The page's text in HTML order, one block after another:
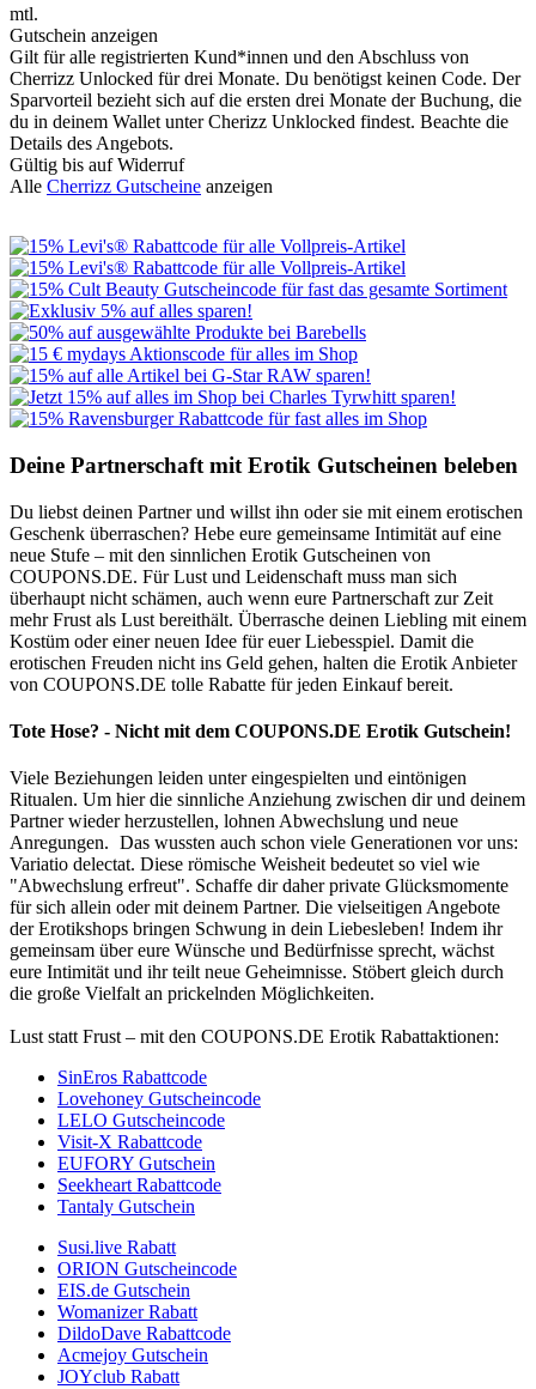
mtl.
Gutschein anzeigen
Gilt für alle registrierten Kund*innen und den Abschluss von
Cherrizz Unlocked für drei Monate. Du benötigst keinen Code. Der
Sparvorteil bezieht sich auf die ersten drei Monate der Buchung, die
du in deinem Wallet unter Cherizz Unklocked findest. Beachte die
Details des Angebots.
Gültig bis auf Widerruf
Alle Cherrizz Gutscheine anzeigen
Deine Partnerschaft mit Erotik Gutscheinen beleben
Du liebst deinen Partner und willst ihn oder sie mit einem erotischen
Geschenk überraschen? Hebe eure gemeinsame Intimität auf eine
neue Stufe – mit den sinnlichen Erotik Gutscheinen von
COUPONS.DE. Für Lust und Leidenschaft muss man sich
überhaupt nicht schämen, auch wenn eure Partnerschaft zur Zeit
mehr Frust als Lust bereithält. Überrasche deinen Liebling mit einem
Kostüm oder einer neuen Idee für euer Liebesspiel. Damit die
erotischen Freuden nicht ins Geld gehen, halten die Erotik Anbieter
von COUPONS.DE tolle Rabatte für jeden Einkauf bereit.
Tote Hose? - Nicht mit dem COUPONS.DE Erotik Gutschein!
Viele Beziehungen leiden unter eingespielten und eintönigen
Ritualen. Um hier die sinnliche Anziehung zwischen dir und deinem
Partner wieder herzustellen, lohnen Abwechslung und neue
Anregungen. Das wussten auch schon viele Generationen vor uns:
Variatio delectat. Diese römische Weisheit bedeutet so viel wie
"Abwechslung erfreut". Schaffe dir daher private Glücksmomente
für sich allein oder mit deinem Partner. Die vielseitigen Angebote
der Erotikshops bringen Schwung in dein Liebesleben! Indem ihr
gemeinsam über eure Wünsche und Bedürfnisse sprecht, wächst
eure Intimität und ihr teilt neue Geheimnisse. Stöbert gleich durch
die große Vielfalt an prickelnden Möglichkeiten.
Lust statt Frust – mit den COUPONS.DE Erotik Rabattaktionen:
SinEros Rabattcode
Lovehoney Gutscheincode
LELO Gutscheincode
Visit-X Rabattcode
EUFORY Gutschein
Seekheart Rabattcode
Tantaly Gutschein
Susi.live Rabatt
ORION Gutscheincode
EIS.de Gutschein
Womanizer Rabatt
DildoDave Rabattcode
Acmejoy Gutschein
JOYclub Rabatt